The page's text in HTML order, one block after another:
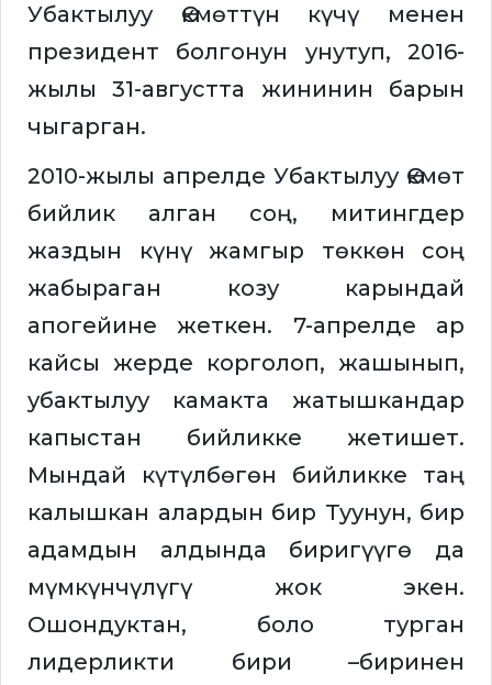
Убактылуу Өкмөттүн күчү менен
президент болгонун унутуп, 2016-
жылы 31-августта жининин барын
чыгарган.
2010-жылы апрелде Убактылуу Өкмөт
бийлик алган соң, митингдер
жаздын күнү жамгыр төккөн соң
жабыраган козу карындай
апогейине жеткен. 7-апрелде ар
кайсы жерде корголоп, жашынып,
убактылуу камакта жатышкандар
капыстан бийликке жетишет.
Мындай күтүлбөгөн бийликке таң
калышкан алардын бир Туунун, бир
адамдын алдында биригүүгө да
мүмкүнчүлүгү жок экен.
Ошондуктан, боло турган
лидерликти бири –биринен